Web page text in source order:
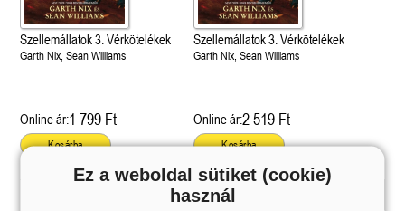
Szellemállatok 3. Vérkötelékek
Garth Nix, Sean Williams
Online ár:1 799 Ft
Kosárba
Szellemállatok 3. Vérkötelékek
Garth Nix, Sean Williams
Online ár:2 519 Ft
Kosárba
Ez a weboldal sütiket (cookie)
használ